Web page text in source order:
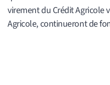
virement du Crédit Agricole
Agricole, continueront de